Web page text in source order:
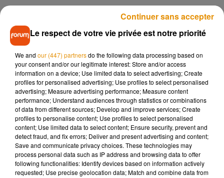
Le respect de votre vie privée est notre priorité
We and our (447) partnersdo the following data processing based on
your consent and/or our legitimate interest: Store and/or access
information on a device; Use limited data to select advertising; Create
profiles for personalised advertising; Use profiles to select personalised
advertising; Measure advertising performance; Measure content
performance; Understand audiences through statistics or combinations
of data from different sources; Develop and improve services; Create
profiles to personalise content; Use profiles to select personalised
content; Use limited data to select content; Ensure security, prevent and
detect fraud, and fix errors; Deliver and present advertising and content;
Save and communicate privacy choices. These technologies may
process personal data such as IP address and browsing data to offer
following functionalities: Identify devices based on information actively
requested; Use precise geolocation data; Match and combine data from
Continuer sans accepter